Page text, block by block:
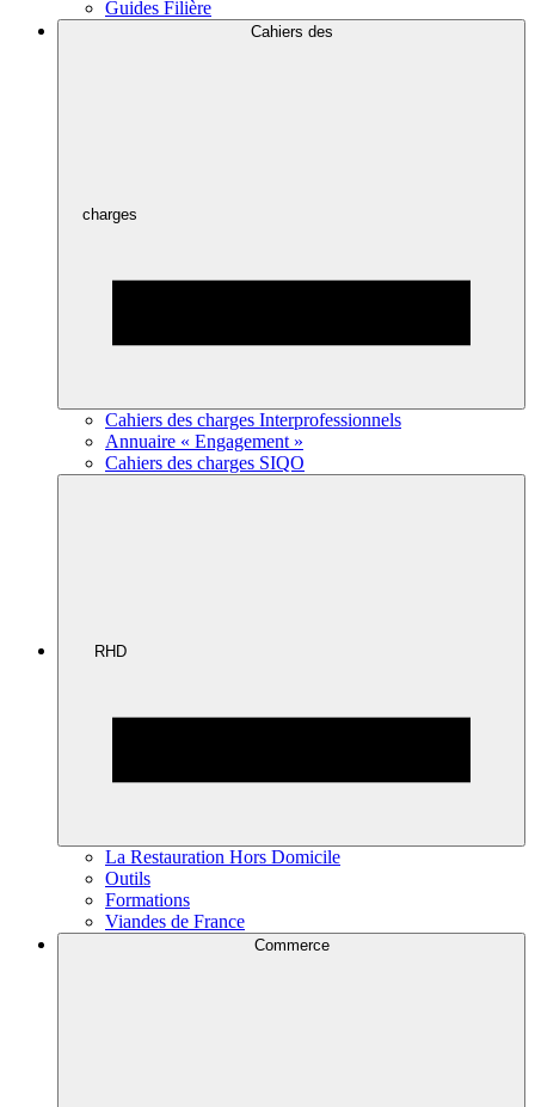
Guides Filière
Cahiers des
charges
Cahiers des charges Interprofessionnels
Annuaire « Engagement »
Cahiers des charges SIQO
RHD
La Restauration Hors Domicile
Outils
Formations
Viandes de France
Commerce